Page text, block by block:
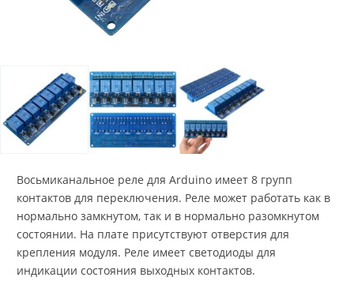
Восьмиканальное реле для Arduino имеет 8 групп
контактов для переключения. Реле может работать как в
нормально замкнутом, так и в нормально разомкнутом
состоянии. На плате присутствуют отверстия для
крепления модуля. Реле имеет светодиоды для
индикации состояния выходных контактов.